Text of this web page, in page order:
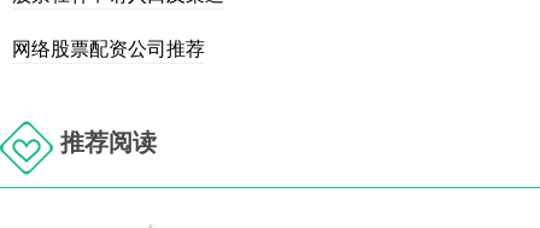
网络股票配资公司推荐
推荐阅读